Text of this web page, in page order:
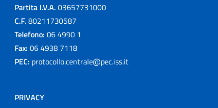
Partita I.V.A. 03657731000
C.F. 80211730587
Telefono: 06 4990 1
Fax: 06 4938 7118
PEC: protocollo.centrale@pec.iss.it
PRIVACY